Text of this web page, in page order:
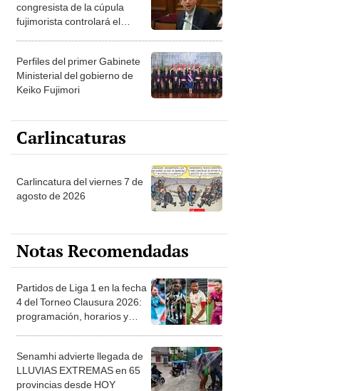
congresista de la cúpula
fujimorista controlará el
Perfiles del primer Gabinete
Ministerial del gobierno de
Keiko Fujimori
Carlincaturas
Carlincatura del viernes 7 de
agosto de 2026
Notas Recomendadas
Partidos de Liga 1 en la fecha
4 del Torneo Clausura 2026:
programación, horarios y
Senamhi advierte llegada de
LLUVIAS EXTREMAS en 65
provincias desde HOY